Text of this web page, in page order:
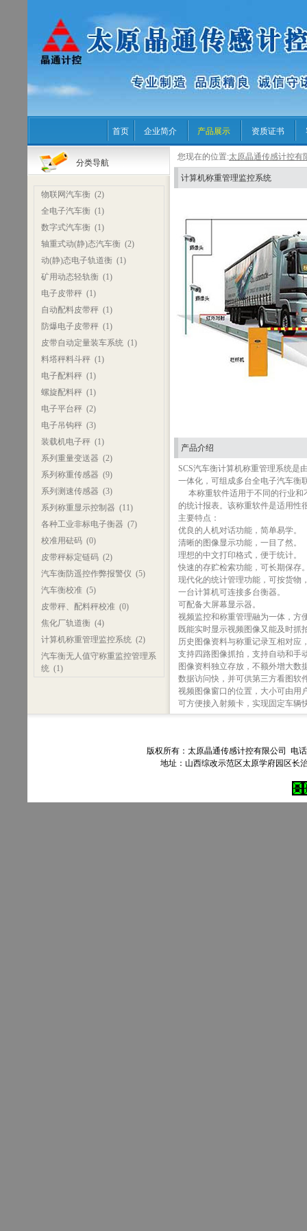
首页 企业简介 产品展示 资质证书
分类导航
物联网汽车衡(2)
全电子汽车衡(1)
数字式汽车衡(1)
轴重式动(静)态汽车衡(2)
动(静)态电子轨道衡(1)
矿用动态轻轨衡(1)
电子皮带秤(1)
自动配料皮带秤(1)
防爆电子皮带秤(1)
皮带自动定量装车系统(1)
料塔秤料斗秤(1)
电子配料秤(1)
螺旋配料秤(1)
电子平台秤(2)
电子吊钩秤(3)
装载机电子秤(1)
系列重量变送器 (2)
系列称重传感器 (9)
系列测速传感器 (3)
系列称重显示控制器 (11)
各种工业非标电子衡器 (7)
校准用砝码(0)
皮带秤标定链码(2)
汽车衡防遥控作弊报警仪 (5)
汽车衡校准(5)
皮带秤、配料秤校准(0)
焦化厂轨道衡(4)
计算机称重管理监控系统(2)
汽车衡无人值守称重监控管理系
统(1)
您现在的位置:太原晶通传感计控有
计算机称重管理监控系统
产品介绍
SCS汽车衡计算机称重管理系统是
一体化，可组成多台全电子汽车衡
本称重软件适用于不同的行业和
的统计报表。该称重软件是适用性
主要特点：
优良的人机对话功能，简单易学。
清晰的图像显示功能，一目了然。
理想的中文打印格式，便于统计。
快速的存贮检索功能，可长期保存
现代化的统计管理功能，可按货物
一台计算机可连接多台衡器。
可配备大屏幕显示器。
视频监控和称重管理融为一体，方
既能实时显示视频图像又能及时抓
历史图像资料与称重记录互相对应
支持四路图像抓拍，支持自动和手
图像资料独立存放，不额外增大数
数据访问快，并可供第三方看图软
视频图像窗口的位置，大小可由用
可方便接入射频卡，实现固定车辆
版权所有：太原晶通传感计控有限公司 电
地址：山西综改示范区太原学府园区长